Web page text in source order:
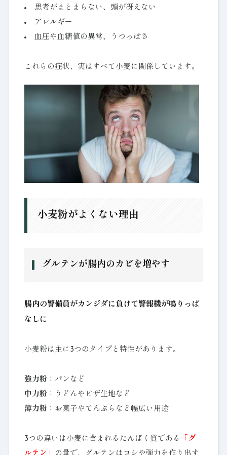
思考がまとまらない、頭が冴えない
アレルギー
血圧や血糖値の異常、うつっぽさ
これらの症状、実はすべて小麦に関係しています。
小麦粉がよくない理由
グルテンが腸内のカビを増やす
腸内の警備員がカンジダに負けて警報機が鳴りっぱ
なしに
小麦粉は主に3つのタイプと特性があります。
強力粉 ：パンなど
中力粉 ：うどんやピザ生地など
薄力粉 ：お菓子やてんぷらなど幅広い用途
3つの違いは小麦に含まれるたんぱく質である
「グ